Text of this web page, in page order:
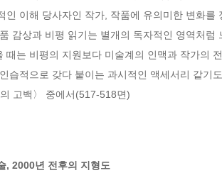
인 이해 당사자인 작가, 작품에 유의미한 변화
감상과 비평 읽기는 별개의 독자적인 영역처
때는 비평의 지원보다 미술계의 인맥과 작가의
습적으로 갖다 붙이는 과시적인 액세서리 같기
고백〉 중에서(517-518면)
, 2000년 전후의 지형도